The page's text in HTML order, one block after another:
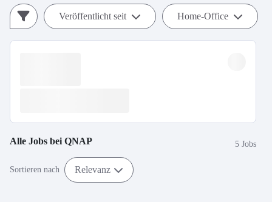
Veröffentlicht seit Home-Office
Alle Jobs bei QNAP 5 Jobs
Sortieren nach Relevanz